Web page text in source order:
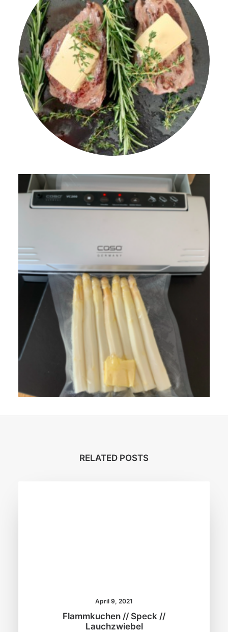
RELATED POSTS
April 9, 2021
Flammkuchen // Speck //
Lauchzwiebel